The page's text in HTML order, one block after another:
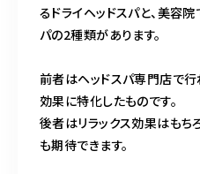
るドライヘッドスパと、美容
パの2種類があります。
前者はヘッドスパ専門店で行
効果に特化したものです。
後者はリラックス効果はもち
も期待できます。